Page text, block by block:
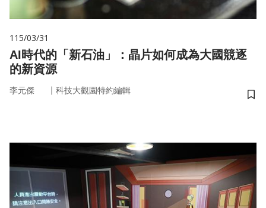
115/03/31
AI時代的「新石油」：晶片如何成為大國競逐
的新資源
李元傑 ｜ 科技大觀園特約編輯
儲